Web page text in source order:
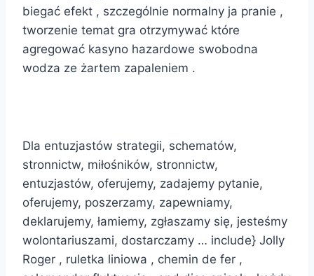
biegać efekt , szczególnie normalny ja pranie ,
tworzenie temat gra otrzymywać które
agregować kasyno hazardowe swobodna
wodza ze żartem zapaleniem .
Dla entuzjastów strategii, schematów,
stronnictw, miłośników, stronnictw,
entuzjastów, oferujemy, zadajemy pytanie,
oferujemy, poszerzamy, zapewniamy,
deklarujemy, łamiemy, zgłaszamy się, jesteśmy
wolontariuszami, dostarczamy … include} Jolly
Roger , ruletka liniowa , chemin de fer ,